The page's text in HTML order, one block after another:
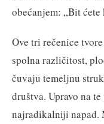
obećanjem: „Bit
Ove tri rečenice
spolna različitost,
čuvaju temeljnu
društva. Upravo na
najradikalniji napad.